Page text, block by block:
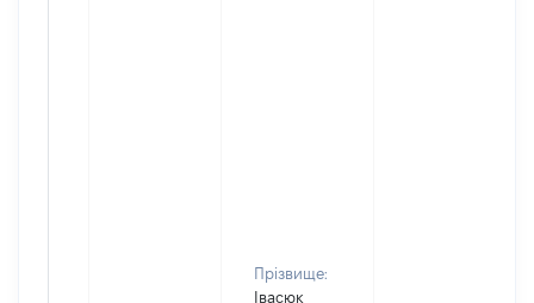
Прізвище:
Івасюк